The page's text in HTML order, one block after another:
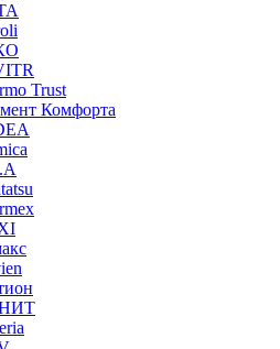
Trust
Комфорта